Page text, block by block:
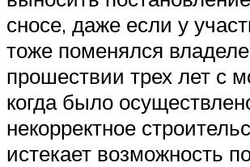
сносе, даже если у
тоже поменялся
прошествии трех лет с
когда было
некорректное
истекает возможность